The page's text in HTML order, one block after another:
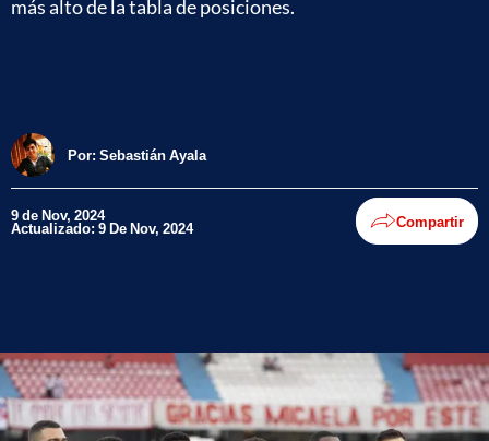
más alto de la tabla de posiciones.
Por: Sebastián Ayala
9 de Nov, 2024
Actualizado: 9 De Nov, 2024 Compartir